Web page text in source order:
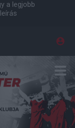
a legjobb